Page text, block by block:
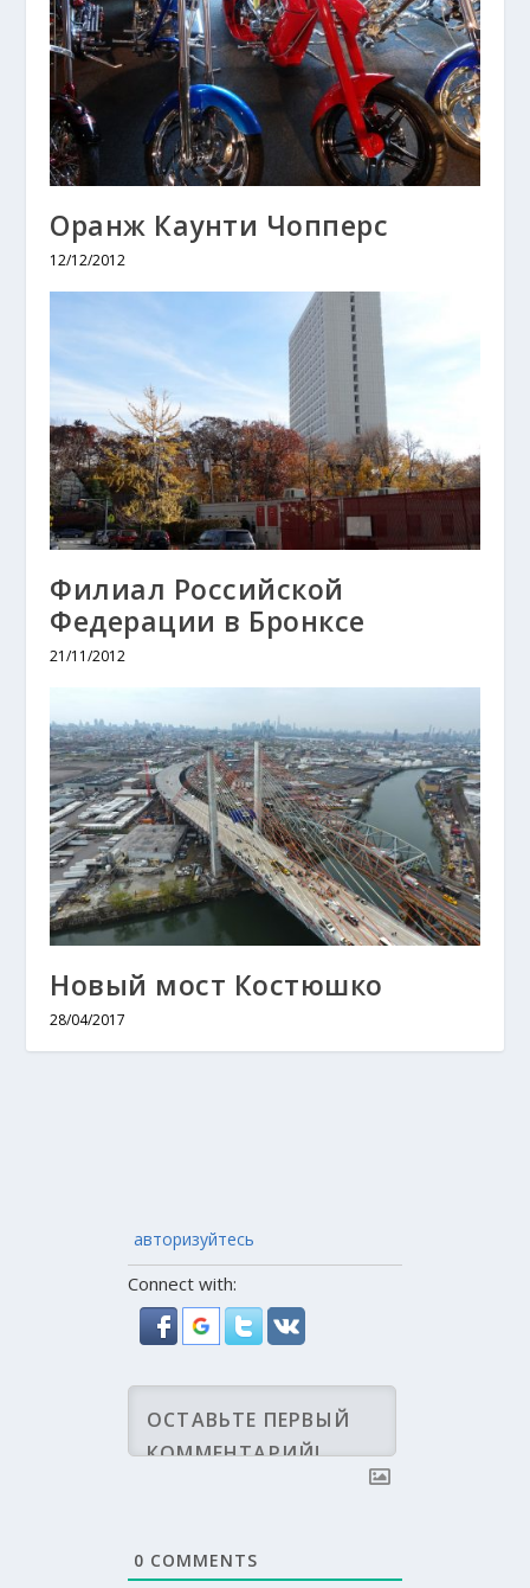
Оранж Каунти Чопперс
12/12/2012
Филиал Российской
Федерации в Бронксе
21/11/2012
Новый мост Костюшко
28/04/2017
авторизуйтесь
Connect with:
0 COMMENTS